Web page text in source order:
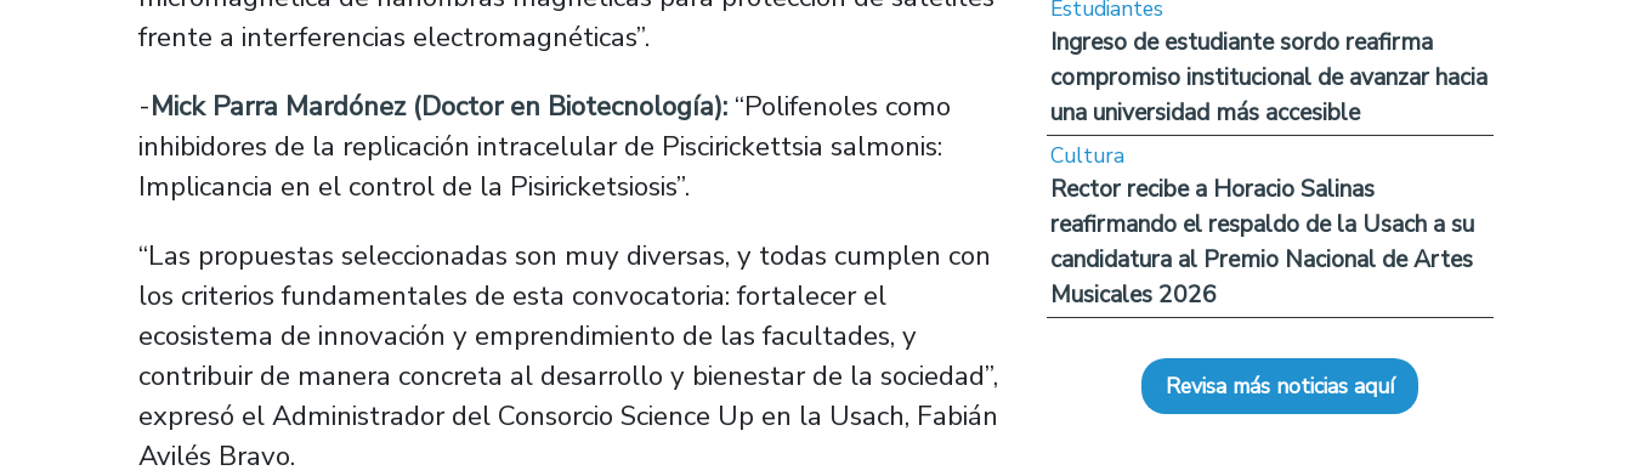
frente a interferencias electromagnéticas”.
-Mick Parra Mardónez (Doctor en Biotecnología): “Polifenoles como
inhibidores de la replicación intracelular de Piscirickettsia salmonis:
Implicancia en el control de la Pisiricketsiosis”.
“Las propuestas seleccionadas son muy diversas, y todas cumplen con
los criterios fundamentales de esta convocatoria: fortalecer el
ecosistema de innovación y emprendimiento de las facultades, y
contribuir de manera concreta al desarrollo y bienestar de la sociedad”,
expresó el Administrador del Consorcio Science Up en la Usach, Fabián
Avilés Bravo.
Estudiantes
Ingreso de estudiante sordo reafirma
compromiso institucional de avanzar hacia
una universidad más accesible
Cultura
Rector recibe a Horacio Salinas
reafirmando el respaldo de la Usach a su
candidatura al Premio Nacional de Artes
Musicales 2026
Revisa más noticias aquí